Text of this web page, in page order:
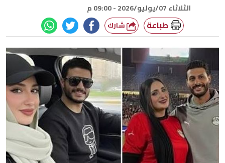
الثلاثاء 07/يوليو/2026 - 09:00 م
طباعة